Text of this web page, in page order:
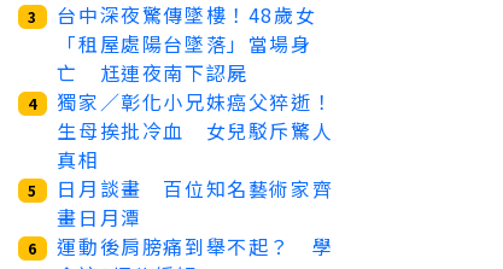
3
台中深夜驚傳墜樓！48歲女
「租屋處陽台墜落」當場身
亡 尪連夜南下認屍
4
獨家／彰化小兄妹癌父猝逝！
生母挨批冷血 女兒駁斥驚人
真相
5
日月談畫 百位知名藝術家齊
畫日月潭
6
運動後肩膀痛到舉不起？ 學